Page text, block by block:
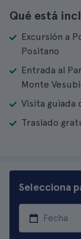
Qué está
Excursión a
Positano
Entrada al
Monte
Visita guiada
Traslado
Selecciona